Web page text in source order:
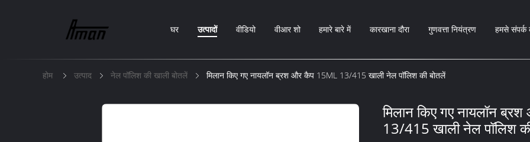
घर उत्पादों वीडियो वीआर शो हमारे बारे में कारखाना दौरा गुणवत्ता नियंत्रण हमसे संपर्क
होम उत्पाद नेल पॉलिश की खाली बोतलें मिलान किए गए नायलॉन ब्रश और कैप 15ML 13/415 खाली नेल पॉलिश की बोतलें
मिलान किए गए नायलॉन
13/415 खाली नेल पॉलिश